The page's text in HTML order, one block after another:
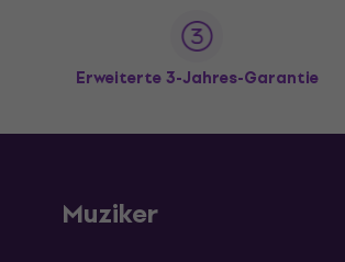
Erweiterte 3-Jahres-Garantie
Muziker